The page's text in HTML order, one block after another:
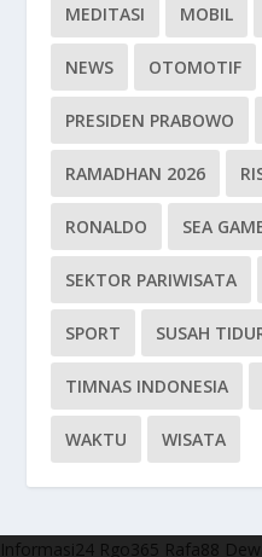
MEDITASI MOBIL
NEWS OTOMOTIF
PRESIDEN PRABOWO
RAMADHAN 2026
RONALDO SEA
SEKTOR PARIWISATA
SPORT SUSAH
TIMNAS INDONESIA
WAKTU WISATA
Informasi24 Rgo365 Rafa88